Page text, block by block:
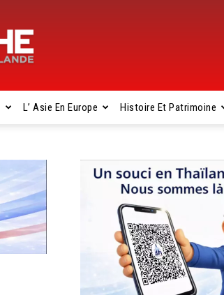
L’ Asie En Europe Histoire Et Patrimoine